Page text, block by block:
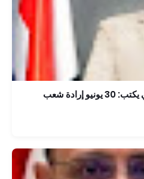
الأستاذ الدكتور محمد أبو علي يكتب: 30 يونيو إرادة شعب